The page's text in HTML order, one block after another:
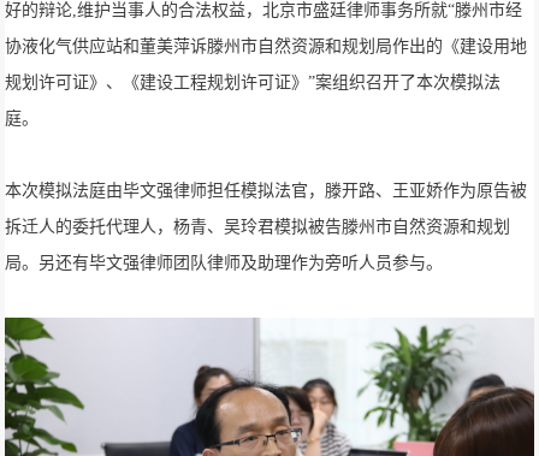
好的辩论,维护当事人的合法权益，北京市盛廷律师事务所就“滕州市经
协液化气供应站和董美萍诉滕州市自然资源和规划局作出的《建设用地
规划许可证》、《建设工程规划许可证》”案组织召开了本次模拟法
庭。
本次模拟法庭由毕文强律师担任模拟法官，滕开路、王亚娇作为原告被
拆迁人的委托代理人，杨青、吴玲君模拟被告滕州市自然资源和规划
局。另还有毕文强律师团队律师及助理作为旁听人员参与。